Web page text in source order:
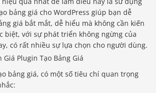
bảng giá cho WordPress giúp bạn dễ
giá bắt mắt, dễ hiểu mà không cần kiến
biệt, với sự phát triển không ngừng của
có rất nhiều sự lựa chọn cho người dùng.
Giá Plugin Tạo Bảng Giá
bảng giá, có một số tiêu chí quan trọng